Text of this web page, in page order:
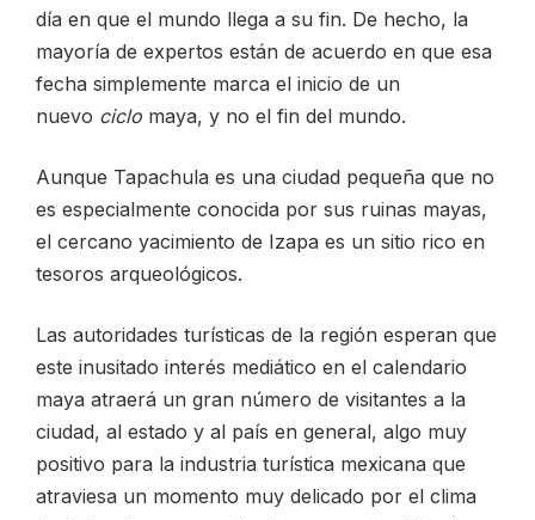
ESP
día en que el mundo llega a su fin. De hecho, la
mayoría de expertos están de acuerdo en que esa
fecha simplemente marca el inicio de un
nuevo ciclo maya, y no el fin del mundo.
Aunque Tapachula es una ciudad pequeña que no
es especialmente conocida por sus ruinas mayas,
el cercano yacimiento de Izapa es un sitio rico en
tesoros arqueológicos.
Las autoridades turísticas de la región esperan que
este inusitado interés mediático en el calendario
maya atraerá un gran número de visitantes a la
ciudad, al estado y al país en general, algo muy
positivo para la industria turística mexicana que
atraviesa un momento muy delicado por el clima